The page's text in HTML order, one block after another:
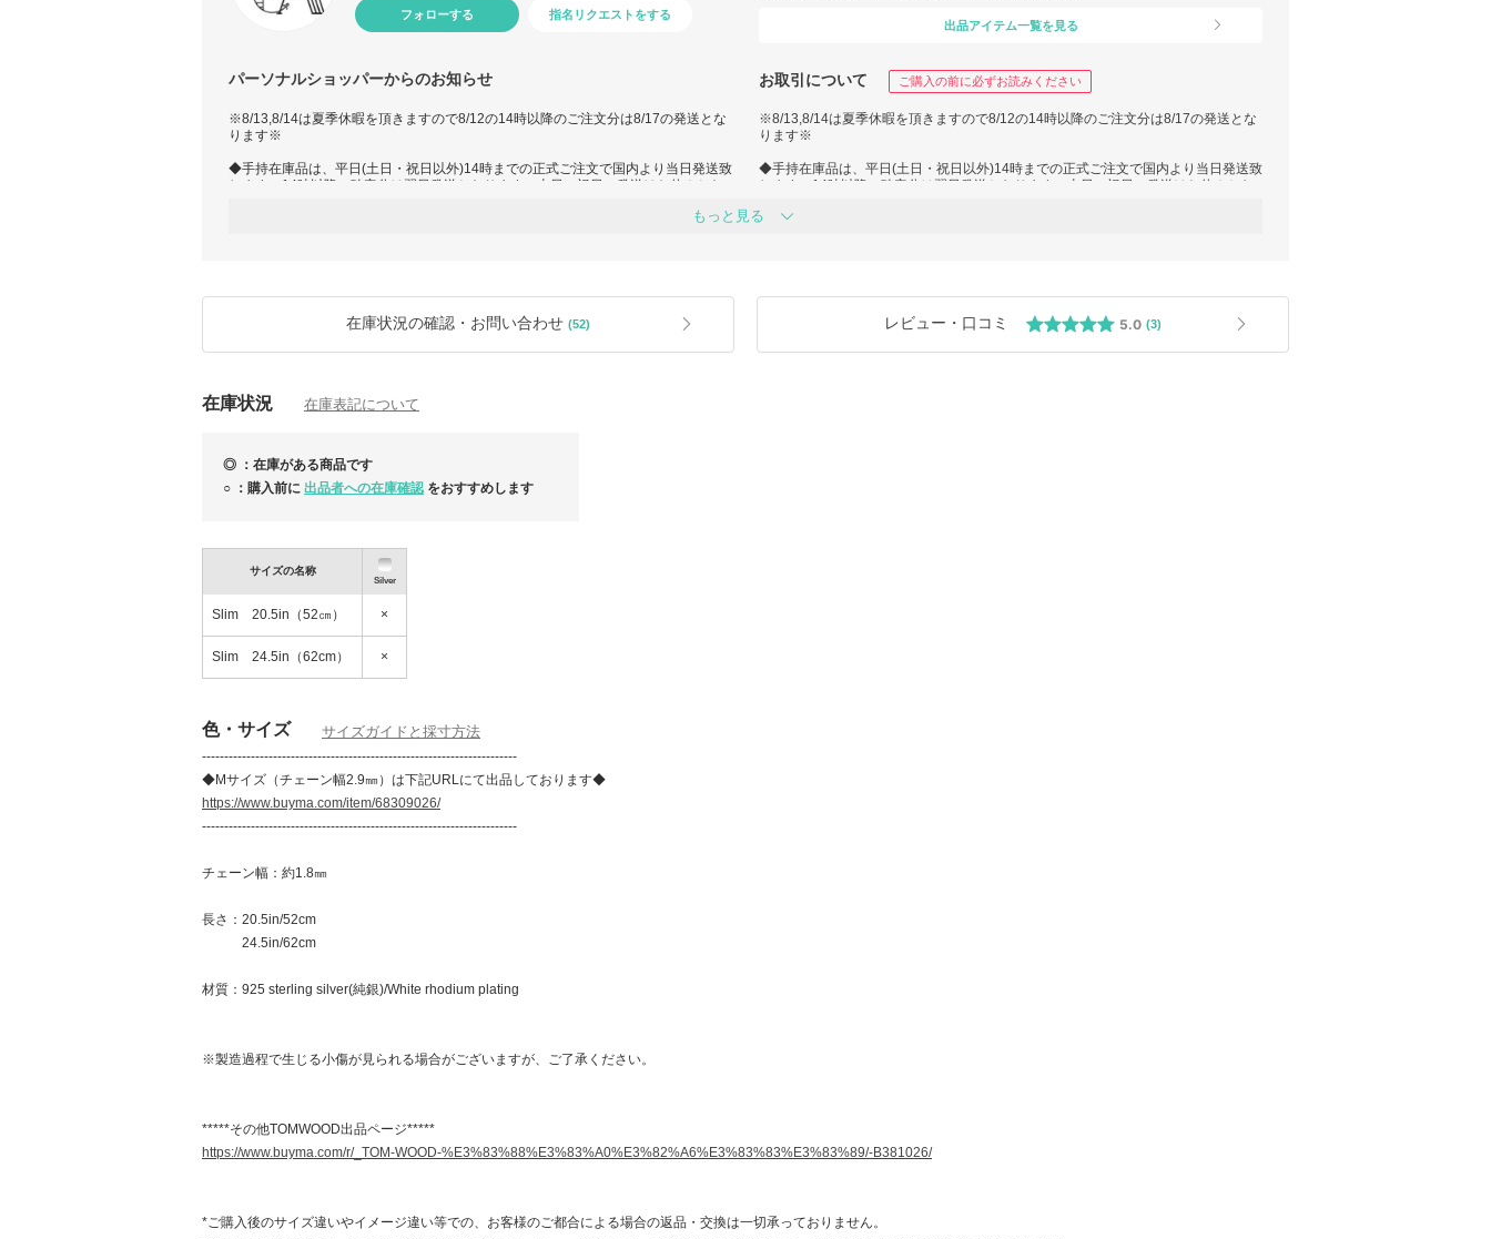
フォローする 指名リクエストをする
出品アイテム一覧を見る
パーソナルショッパーからのお知らせ お取引について ご購入の前に必ずお読みください
※8/13,8/14は夏季休暇を頂きますので8/12の14時以降のご注文分は8/17の発送とな
ります※
◆手持在庫品は、平日(土日・祝日以外)14時までの正式ご注文で国内より当日発送致
します。14時以降の確定分は翌日発送となります。土日・祝日の発送はお休みとな
*新潟発送の為、冬期は急な大雪により運送会社で荷受け停止となった場合、再開ま
ご注文時〝あんしんプラス〟にご加入にて適応されます。バイマのサービスとなり
ますので、【返品可能】となっていても当方では返品を承っておりません。
※8/13,8/14は夏季休暇を頂きますので8/12の14時以降のご注文分は8/17の発送とな
ります※
◆手持在庫品は、平日(土日・祝日以外)14時までの正式ご注文で国内より当日発送致
します。14時以降の確定分は翌日発送となります。土日・祝日の発送はお休みとな
*新潟発送の為、冬期は急な大雪により運送会社で荷受け停止となった場合は再開ま
さい）
午前中/12時-14時/14時-16時/16時-18時/18時-20時/19時-21時 ※指定は確約ではござ
*当方では、ご購入後のサイズ違いやイメージ違い等での返品・交換は承っておりま
お盆前の発送可能！タイムセール品多数♪
もっと見る
在庫状況の確認・お問い合わせ (52) レビュー・口コミ 5.0 (3)
在庫状況 在庫表記について
◎ ：在庫がある商品です
○ ：購入前に 出品者への在庫確認 をおすすめします
サイズの名称
Silver
Slim 20.5in（52㎝） ×
Slim 24.5in（62cm） ×
色・サイズ サイズガイドと採寸方法
-----------------------------------------------------------------------
◆Mサイズ（チェーン幅2.9㎜）は下記URLにて出品しております◆
https://www.buyma.com/item/68309026/
-----------------------------------------------------------------------
チェーン幅：約1.8㎜
長さ：20.5in/52cm
24.5in/62cm
材質：925 sterling silver(純銀)/White rhodium plating
※製造過程で生じる小傷が見られる場合がございますが、ご了承ください。
*****その他TOMWOOD出品ページ*****
https://www.buyma.com/r/_TOM-WOOD-%E3%83%88%E3%83%A0%E3%82%A6%E3%83%83%E3%83%89/-B381026/
*ご購入後のサイズ違いやイメージ違い等での、お客様のご都合による場合の返品・交換は一切承っておりません。